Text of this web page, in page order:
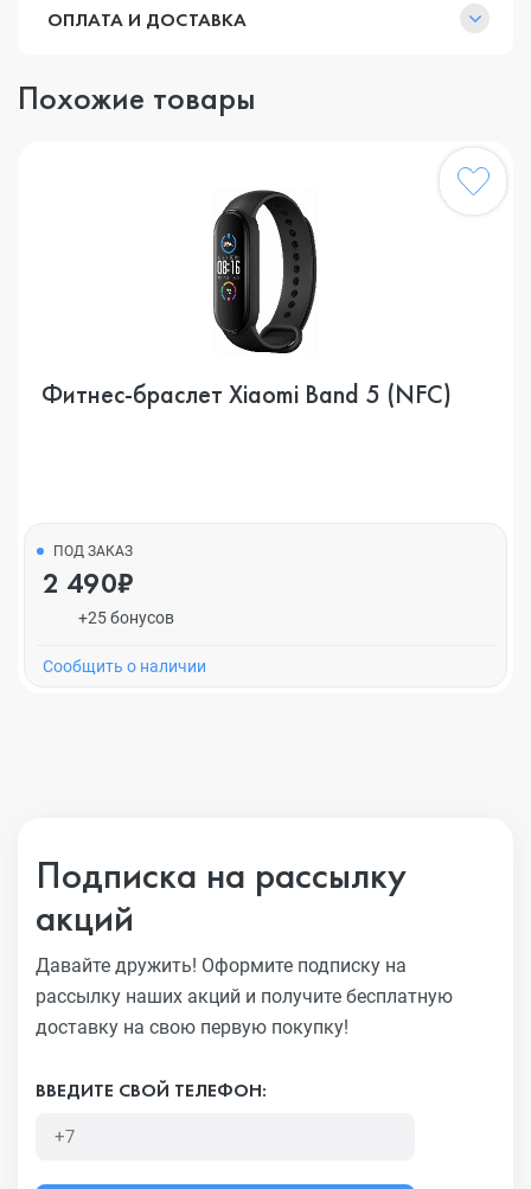
ОПЛАТА И ДОСТАВКА
Похожие товары
Фитнес-браслет Xiaomi Band 5 (NFC)
ПОД ЗАКАЗ
2 490₽
+25 бонусов
Cообщить о наличии
Подписка на рассылку
акций
Давайте дружить! Оформите подписку на
рассылку наших акций и получите бесплатную
доставку на свою первую покупку!
ВВЕДИТЕ СВОЙ ТЕЛЕФОН: